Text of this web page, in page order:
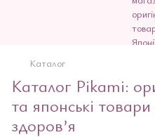
Каталог
Каталог Pikami:
та японські
здоров’я